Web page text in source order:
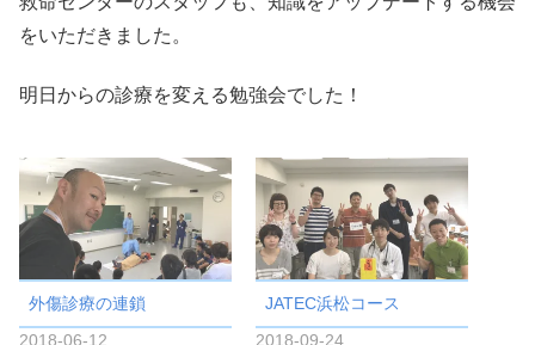
をいただきました。
明日からの診療を変える勉強会でした！
外傷診療の連鎖
2018-06-12
JATEC浜松コース
2018-09-24